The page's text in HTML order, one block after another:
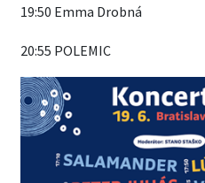
19:50 Emma Drobná
20:55 POLEMIC